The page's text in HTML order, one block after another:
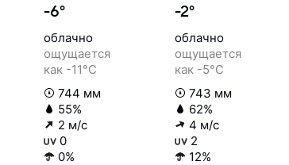
-6°
облачно
ощущается
как -11°C
744 мм
55%
2 м/с
0
0%
-2°
облачно
ощущается
как -5°C
743 мм
62%
4 м/с
2
12%